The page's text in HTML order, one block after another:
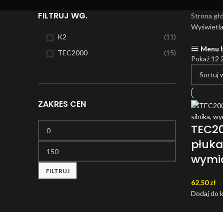
FILTRUJ WG.
K2
(11)
TEC2000
(15)
ZAKRES CEN
Cena min.
Cena maks.
FILTRUJ
Strona
Menu
Pokaż 12
62,50zł
Dodaj do